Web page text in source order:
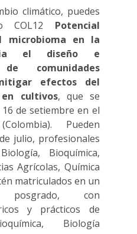
climático, puedes
COL12 Potencial
microbioma en la
el diseño e
de comunidades
efectos del
cultivos, que se
de setiembre en el
Pueden
julio, profesionales
Bioquímica,
Agrícolas, Química
matriculados en un
con
y prácticos de
Biología